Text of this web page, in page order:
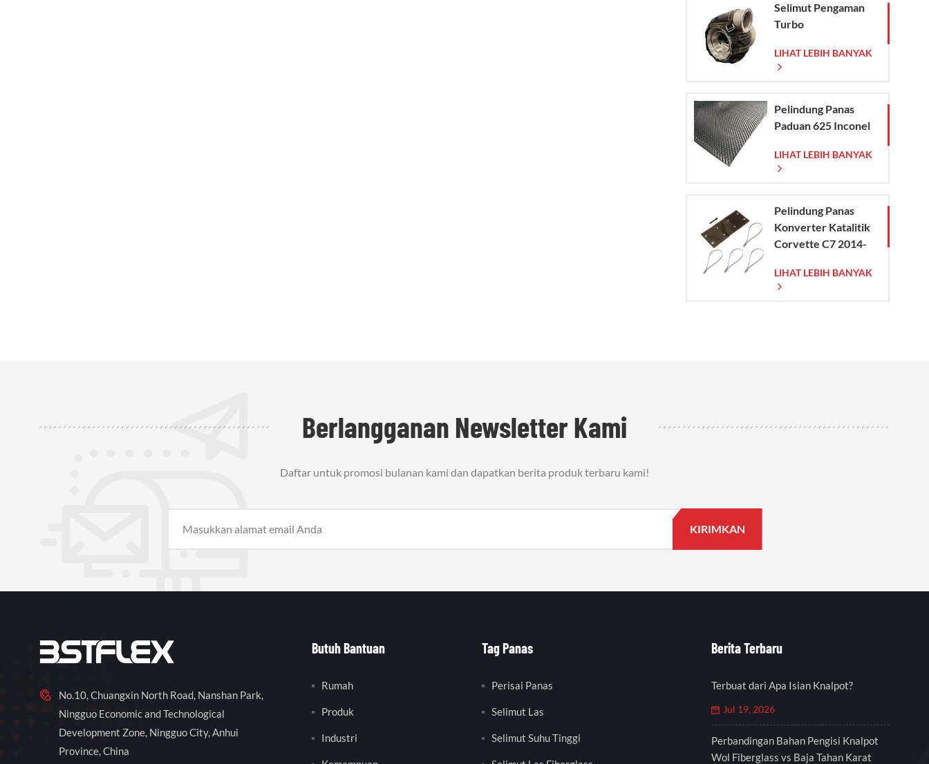
Selimut Pengaman
Turbo
LIHAT LEBIH BANYAK
Pelindung Panas
Paduan 625 Inconel
LIHAT LEBIH BANYAK
Pelindung Panas
Konverter Katalitik
Corvette C7 2014-
LIHAT LEBIH BANYAK
Berlangganan Newsletter Kami
Daftar untuk promosi bulanan kami dan dapatkan berita produk terbaru kami!
No.10, Chuangxin North Road, Nanshan Park,
Ningguo Economic and Technological
Development Zone, Ningguo City, Anhui
Province, China
Butuh Bantuan
Rumah
Produk
Industri
Tag Panas
Perisai Panas
Selimut Las
Selimut Suhu Tinggi
Berita Terbaru
Terbuat dari Apa Isian Knalpot?
Jul 19, 2026
Perbandingan Bahan Pengisi Knalpot
Wol Fiberglass vs Baja Tahan Karat